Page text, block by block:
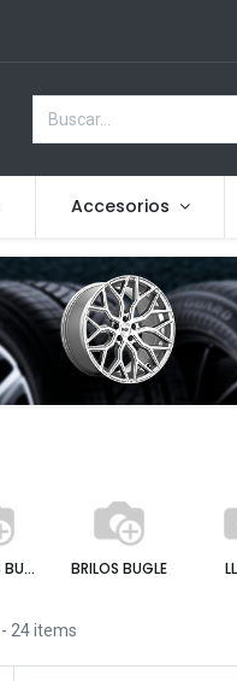
Accesorios
TUERCAS BUGLE BRILOS BUGLE
- 24 items